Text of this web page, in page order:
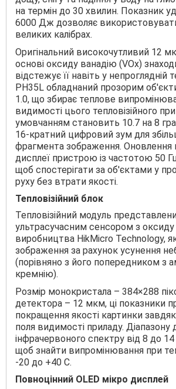
на термін до 30 хвилин. Показник
6000 Дж дозволяє
великих калібрах.
Оригінальний високочутливий 12
основі оксиду ванадію (VOx)
відстежує її навіть у непроглядній
PH35L обладнаний прозорим
1.0, що збирає теплове
видимості цього тепловізійного
умовчанням становить 10.7 на 8
16-кратний цифровий зум для
фрагмента зображення. Оновлення
дисплеї пристрою із частотою 50
щоб спостерігати за об'єктами у
руху без втрати якості.
Тепловізійний блок
Тепловізійний модуль
ультрасучасним сенсором з оксиду
виробництва HikMicro Technology,
зображення за рахунок усунення
(порівняно з його попередником з
кремнію).
Розмір монокристала – 384×288
детектора – 12 мкм, ці показники
покращення якості картинки
поля видимості приладу.
інфрачервоного спектру від 8 до
щоб знайти випромінювання при
-20 до +40 С.
Повноцінний OLED мікро дисплей